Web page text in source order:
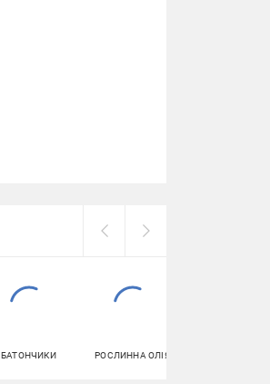
БАТОНЧИКИ РОСЛИННА ОЛІЯ